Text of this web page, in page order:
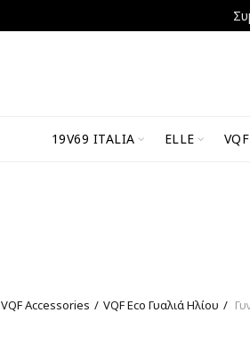
19V69 ITALIA ELLE
VQF Accessories VQF Eco Γυαλιά Ηλίου